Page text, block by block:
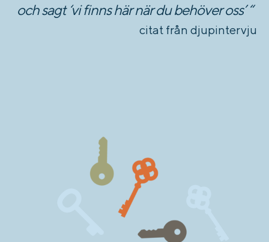
och sagt ‘vi finns här när du behöver oss’“
citat från djupintervju